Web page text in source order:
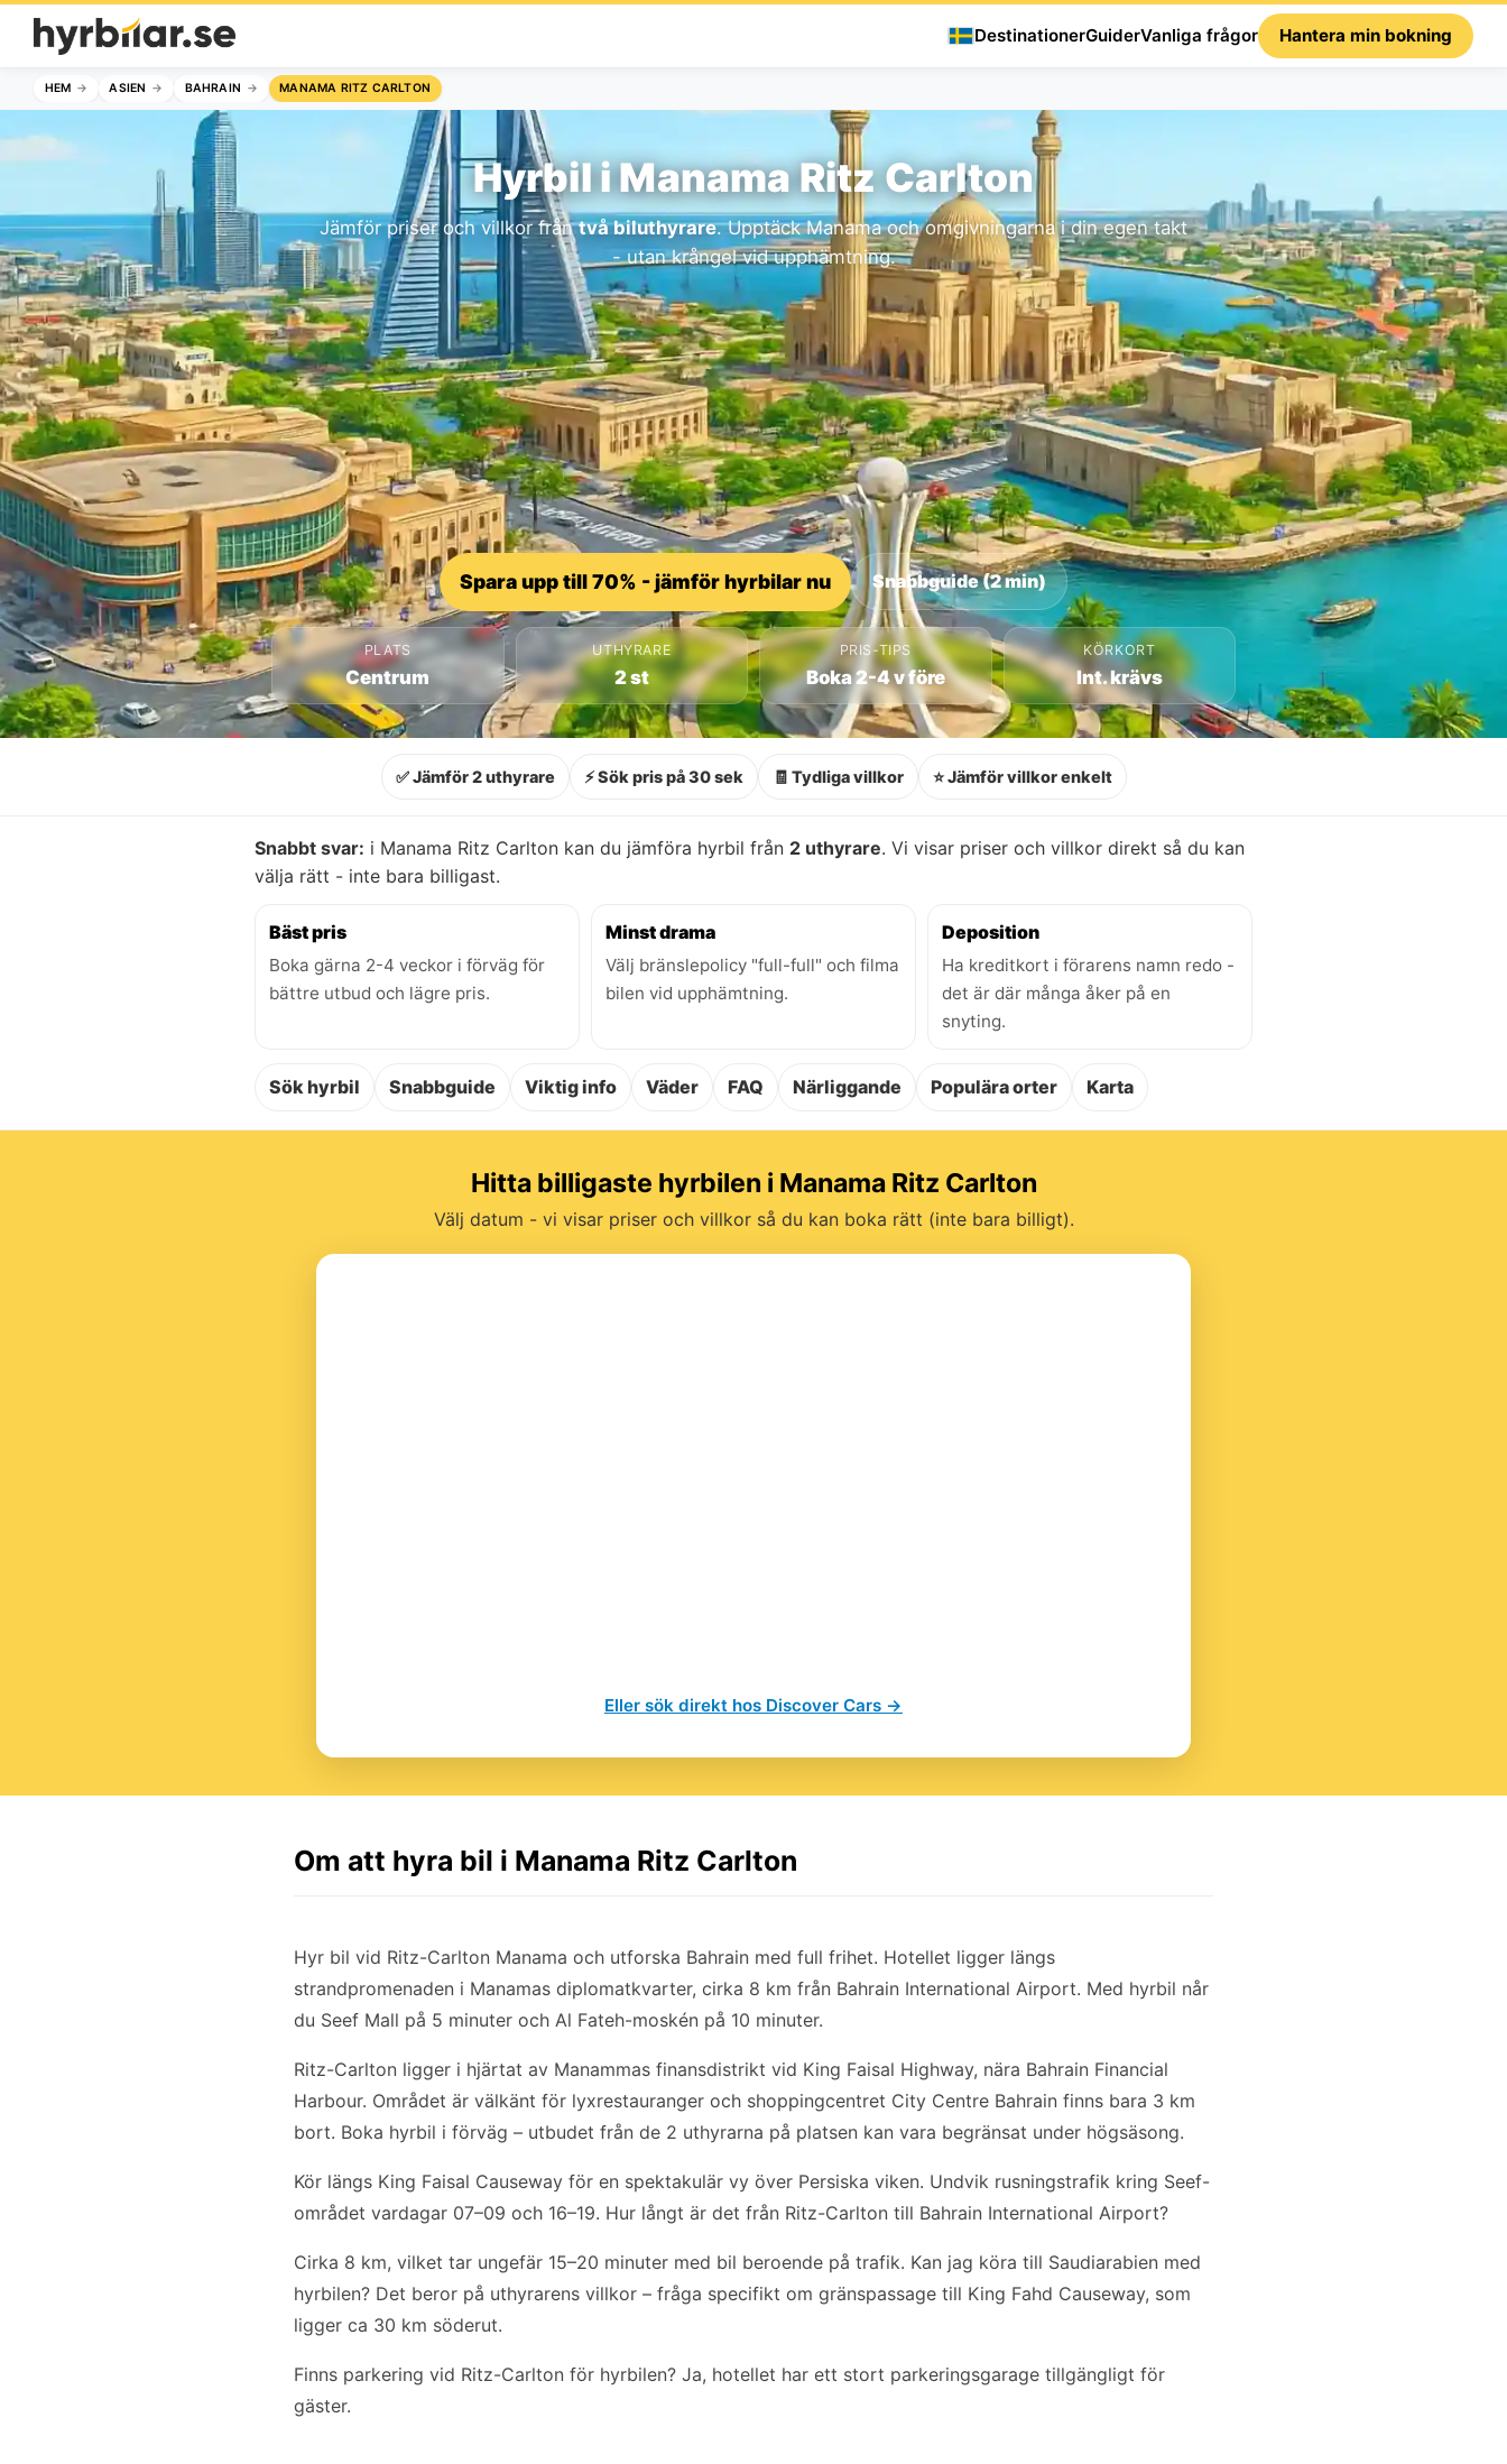
DestinationerGuiderVanliga frågor Hantera min bokning
HEM ASIEN BAHRAIN MANAMA RITZ CARLTON
Hyrbil i Manama Ritz Carlton
Jämför priser och villkor fråntvå biluthyrare. Upptäck Manama och omgivningarna i din egen takt
- utan krångel vid upphämtning.
Spara upp till 70% - jämför hyrbilar nu Snabbguide (2 min)
PLATS
Centrum
UTHYRARE
2 st
PRIS-TIPS
Boka 2-4 v före
KÖRKORT
Int. krävs
✅ Jämför 2 uthyrare ⚡ Sök pris på 30 sek 🧾 Tydliga villkor ⭐ Jämför villkor enkelt
Snabbt svar: i Manama Ritz Carlton kan du jämföra hyrbil från 2 uthyrare. Vi visar priser och villkor direkt så du kan
välja rätt - inte bara billigast.
Bäst pris
Boka gärna 2-4 veckor i förväg för
bättre utbud och lägre pris.
Minst drama
Välj bränslepolicy "full-full" och filma
bilen vid upphämtning.
Deposition
Ha kreditkort i förarens namn redo -
det är där många åker på en
snyting.
Sök hyrbil Snabbguide Viktig info Väder FAQ Närliggande Populära orter Karta
Hitta billigaste hyrbilen i Manama Ritz Carlton
Välj datum - vi visar priser och villkor så du kan boka rätt (inte bara billigt).
Eller sök direkt hos Discover Cars →
Om att hyra bil i Manama Ritz Carlton
Hyr bil vid Ritz-Carlton Manama och utforska Bahrain med full frihet. Hotellet ligger längs
strandpromenaden i Manamas diplomatkvarter, cirka 8 km från Bahrain International Airport. Med hyrbil når
du Seef Mall på 5 minuter och Al Fateh-moskén på 10 minuter.
Ritz-Carlton ligger i hjärtat av Manammas finansdistrikt vid King Faisal Highway, nära Bahrain Financial
Harbour. Området är välkänt för lyxrestauranger och shoppingcentret City Centre Bahrain finns bara 3 km
bort. Boka hyrbil i förväg – utbudet från de 2 uthyrarna på platsen kan vara begränsat under högsäsong.
Kör längs King Faisal Causeway för en spektakulär vy över Persiska viken. Undvik rusningstrafik kring Seef-
området vardagar 07–09 och 16–19. Hur långt är det från Ritz-Carlton till Bahrain International Airport?
Cirka 8 km, vilket tar ungefär 15–20 minuter med bil beroende på trafik. Kan jag köra till Saudiarabien med
hyrbilen? Det beror på uthyrarens villkor – fråga specifikt om gränspassage till King Fahd Causeway, som
ligger ca 30 km söderut.
Finns parkering vid Ritz-Carlton för hyrbilen? Ja, hotellet har ett stort parkeringsgarage tillgängligt för
gäster.